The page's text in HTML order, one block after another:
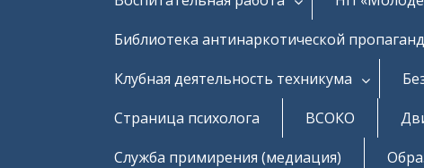
Библиотека антинаркотической
Клубная деятельность техникума
Страница психолога
ВСОКО
Служба примирения (медиация)